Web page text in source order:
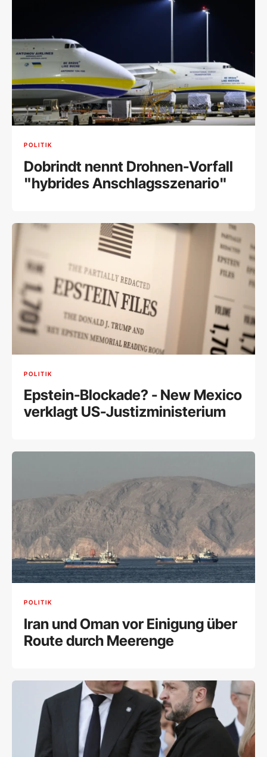
POLITIK
Dobrindt nennt Drohnen-Vorfall
"hybrides Anschlagsszenario"
POLITIK
Epstein-Blockade? - New Mexico
verklagt US-Justizministerium
POLITIK
Iran und Oman vor Einigung über
Route durch Meerenge